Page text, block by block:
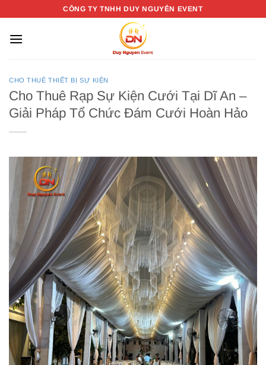
nội
CÔNG TY TNHH DUY NGUYỄN EVENT
CHO THUÊ THIẾT BỊ SỰ KIỆN
Cho Thuê Rạp Sự Kiện Cưới Tại Dĩ An –
Giải Pháp Tổ Chức Đám Cưới Hoàn Hảo